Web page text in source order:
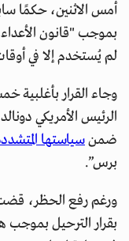
أمس الاثنين، حكمًا
لم يُستخدم إلا في
وجاء القرار بأغلبية
الرئيس الأمريكي
ضمنسياستها
برس”.
ورغم رفع الحظر، قضت
بقرار الترحيل بموجب